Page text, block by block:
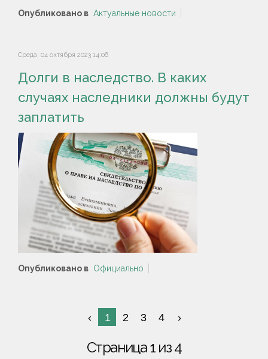
Опубликовано в Актуальные новости
Среда, 04 октября 2023 14:06
Долги в наследство. В каких
случаях наследники должны будут
заплатить
Опубликовано в Официально
1 2 3 4
Страница 1 из 4